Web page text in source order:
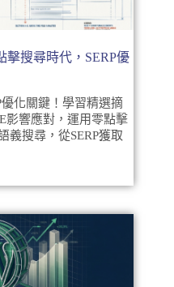
擊搜尋時代，SERP優
化關鍵！學習精選摘
影響應對，運用零點擊
義搜尋，從SERP獲取